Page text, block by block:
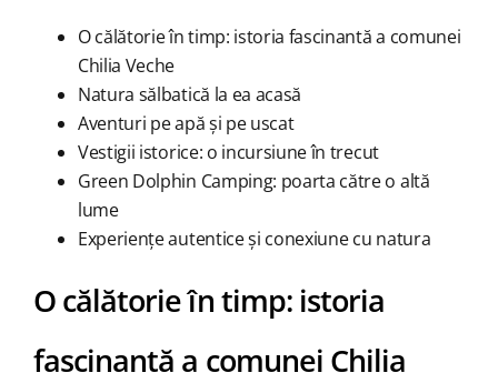
O călătorie în timp: istoria fascinantă a comunei
Chilia Veche
Natura sălbatică la ea acasă
Aventuri pe apă și pe uscat
Vestigii istorice: o incursiune în trecut
Green Dolphin Camping: poarta către o altă
lume
Experiențe autentice și conexiune cu natura
O călătorie în timp: istoria
fascinantă a comunei Chilia